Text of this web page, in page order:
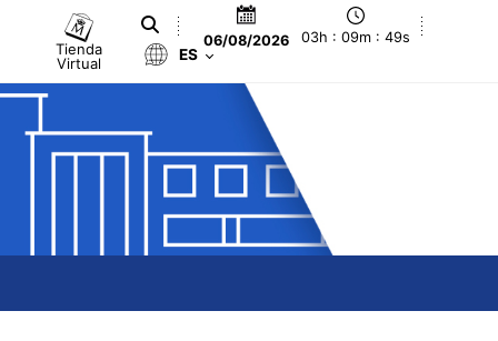
Tienda
Virtual
06/08/2026 03h : 09m : 50s
ES